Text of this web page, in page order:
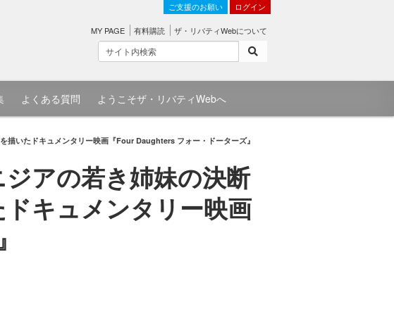
ご支援のお願い ログイン
MY PAGE 有料購読 ザ・リバティWebについて
よくある質問 ようこそザ・リバティWebへ
描いたドキュメンタリー映画『Four Daughters フォー・ドーターズ』
アの若き姉妹の決断
キュメンタリー映画